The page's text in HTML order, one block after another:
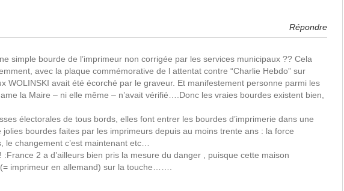
Répondre
simple bourde de l’imprimeur non corrigée par les services municipaux ?? Cela
avec la plaque commémorative de l attentat contre “Charlie Hebdo” sur
WOLINSKI avait été écorché par le graveur. Et manifestement personne parmi les
la Maire – ni elle même – n’avait vérifié….Donc les vraies bourdes existent bien,
électorales de tous bords, elles font entrer les bourdes d’imprimerie dans une
bourdes faites par les imprimeurs depuis au moins trente ans : la force
changement c’est maintenant etc…
2 a d’ailleurs bien pris la mesure du danger , puisque cette maison
imprimeur en allemand) sur la touche…….